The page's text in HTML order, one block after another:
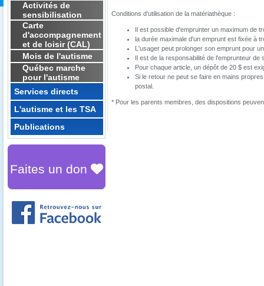
Activités de
sensibilisation
Carte
d'accompagnement
et de loisir (CAL)
Mois de l'autisme
Québec marche
pour l'autisme
Services directs
L'autisme et les TSA
Publications
Faites un don
Conditions d'utilisation de la matériathèque :
Il est possible d'emprunter un maximum de
la durée maximale d'un emprunt est fixée à
L'usager peut prolonger son emprunt pour
Il est de la responsabilité de l'emprunteur
Pour chaque article, un dépôt de 20 $ est
Si le retour ne peut se faire en mains
postal.
* Pour les parents membres, des dispositions